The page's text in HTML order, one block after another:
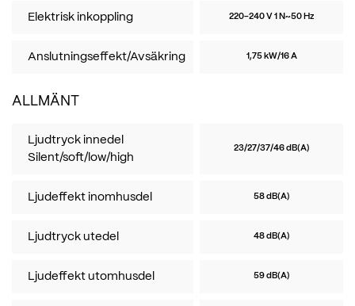
Elektrisk inkoppling 220-240 V 1 N~50 Hz
Anslutningseffekt/Avsäkring 1,75 kW/16 A
ALLMÄNT
Ljudtryck innedel
Silent/soft/low/high
23/27/37/46 dB(A)
Ljudeffekt inomhusdel 58 dB(A)
Ljudtryck utedel 48 dB(A)
Ljudeffekt utomhusdel 59 dB(A)